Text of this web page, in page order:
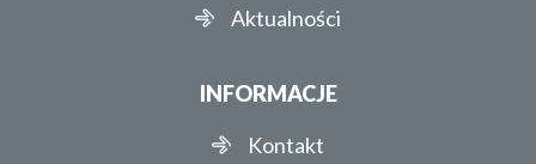
Aktualności
INFORMACJE
Kontakt